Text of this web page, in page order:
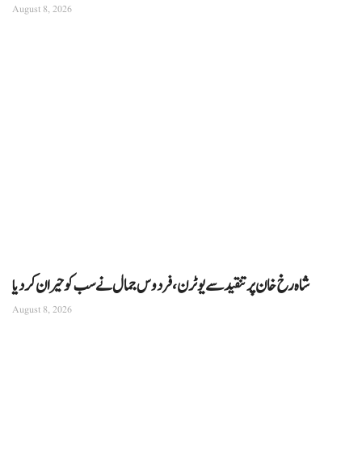
August 8, 2026
شاہ رخ خان پر تنقید سے یوٹرن، فردوس جمال نے سب کو حیران کردیا
August 8, 2026